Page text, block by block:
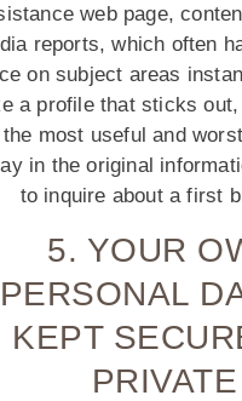
web page,
reports, which often
on subject areas
a profile that sticks
most useful and
in the original
to inquire about a first
5. YOUR
PERSONAL
KEPT
PRIVATE